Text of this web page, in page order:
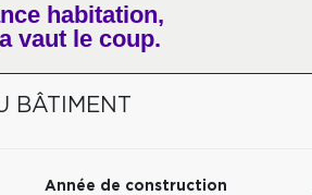
habitation,
vaut le coup.
BÂTIMENT
Année de construction